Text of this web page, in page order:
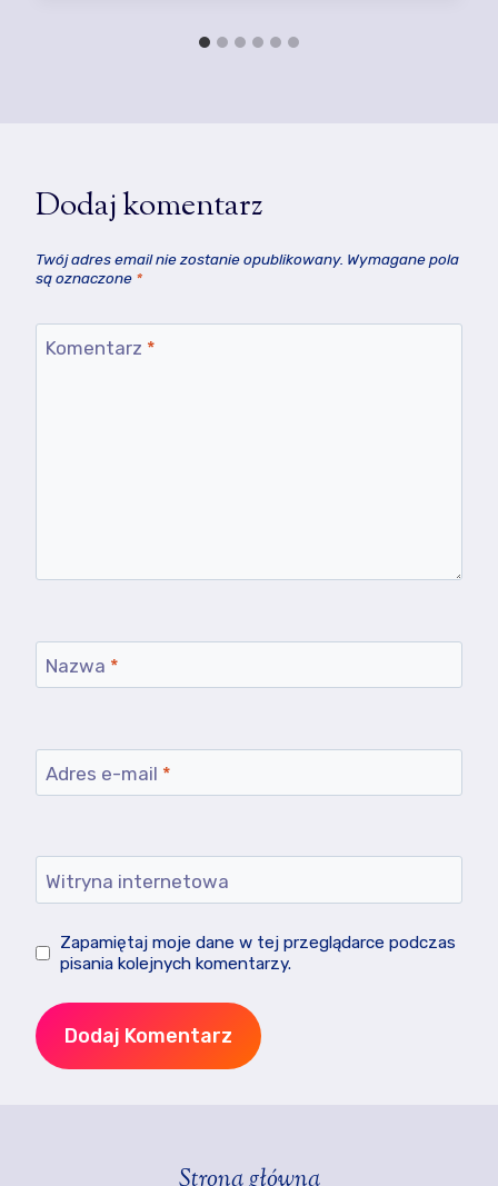
Dodaj komentarz
Twój adres email nie zostanie opublikowany. Wymagane pola
są oznaczone *
Komentarz *
Nazwa *
Adres e-mail *
Witryna internetowa
Zapamiętaj moje dane w tej przeglądarce podczas
pisania kolejnych komentarzy.